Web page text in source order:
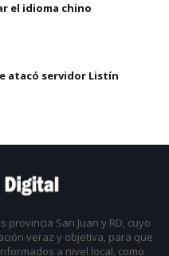
el idioma chino
atacó servidor Listín
San Juan y RD, cuyo
veraz y objetiva, para que
a nivel local, como